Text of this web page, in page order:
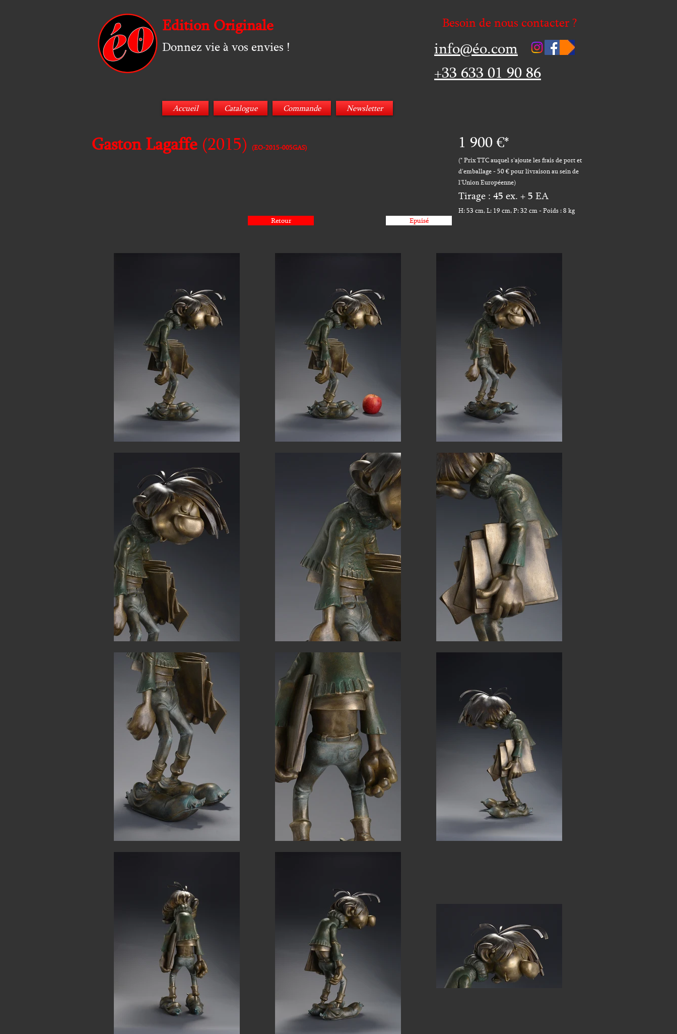
Edition Originale
Donnez vie à vos envies !
Besoin de nous contacter ?
info@éo.com
+33 633 01 90 86
Accueil Catalogue Commande Newsletter
Gaston Lagaffe (2015) (EO-2015-005GAS) 1 900€*
(* Prix TTC auquel s'ajoute les frais de port et
d'emballage-50 € pour livraison au sein de
l'Union Européenne)
Tirage : 45 ex. + 5 EA
H: 53 cm, L: 19 cm, P: 32 cm - Poids : 8 kg
Retour
Epuisé